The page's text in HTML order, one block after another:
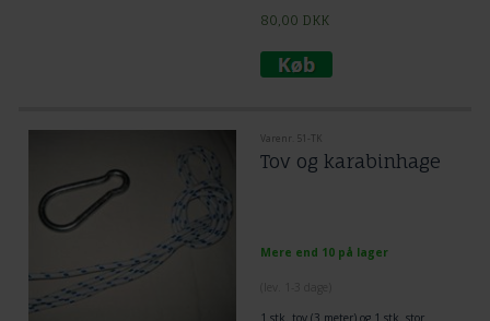
80,00 DKK
Varenr. 51-TK
Tov og karabinhage
Mere end 10 på lager
1 stk. tov (3 meter) og 1 stk. stor